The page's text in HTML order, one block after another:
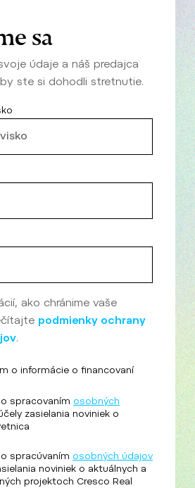
sa
údaje a náš predajca
ste si dohodli stretnutie.
ako chránime vaše
podmienky ochrany
.
o informácie o financovaní
spracovaním osobných
zasielania noviniek o
spracúvaním osobných údajov
noviniek o aktuálnych a
projektoch Cresco Real